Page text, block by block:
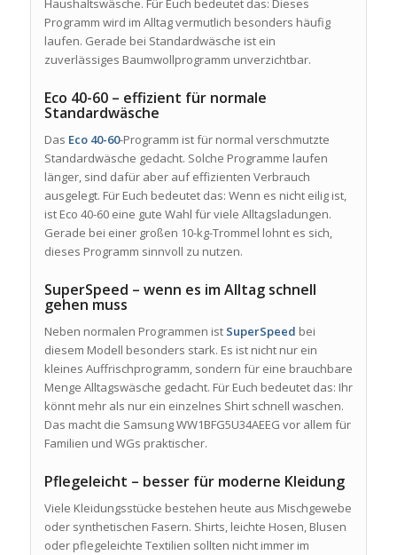
Haushaltswäsche. Für Euch bedeutet das: Dieses
Programm wird im Alltag vermutlich besonders häufig
laufen. Gerade bei Standardwäsche ist ein
zuverlässiges Baumwollprogramm unverzichtbar.
Eco 40-60 – effizient für normale
Standardwäsche
Das Eco 40-60-Programm ist für normal verschmutzte
Standardwäsche gedacht. Solche Programme laufen
länger, sind dafür aber auf effizienten Verbrauch
ausgelegt. Für Euch bedeutet das: Wenn es nicht eilig ist,
ist Eco 40-60 eine gute Wahl für viele Alltagsladungen.
Gerade bei einer großen 10-kg-Trommel lohnt es sich,
dieses Programm sinnvoll zu nutzen.
SuperSpeed – wenn es im Alltag schnell
gehen muss
Neben normalen Programmen ist SuperSpeed bei
diesem Modell besonders stark. Es ist nicht nur ein
kleines Auffrischprogramm, sondern für eine brauchbare
Menge Alltagswäsche gedacht. Für Euch bedeutet das: Ihr
könnt mehr als nur ein einzelnes Shirt schnell waschen.
Das macht die Samsung WW1BFG5U34AEEG vor allem für
Familien und WGs praktischer.
Pflegeleicht – besser für moderne Kleidung
Viele Kleidungsstücke bestehen heute aus Mischgewebe
oder synthetischen Fasern. Shirts, leichte Hosen, Blusen
oder pflegeleichte Textilien sollten nicht immer im